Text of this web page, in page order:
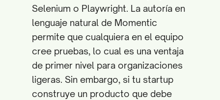
Selenium o Playwright. La autoría en
lenguaje natural de Momentic
permite que cualquiera en el equipo
cree pruebas, lo cual es una ventaja
de primer nivel para organizaciones
ligeras. Sin embargo, si tu startup
construye un producto que debe